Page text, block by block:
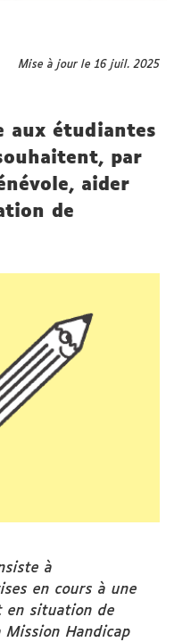
Mise à jour le 16 juil. 2025
aux étudiantes
par
aider
de
à
en cours à une
en situation de
Handicap